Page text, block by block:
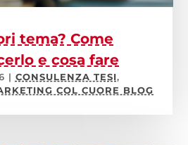
tema? Come
e cosa fare
| CONSULENZA TESI,
COL CUORE BLOG